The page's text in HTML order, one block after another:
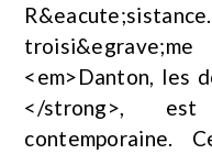
<em>Danton, les
</strong>,
contemporaine.